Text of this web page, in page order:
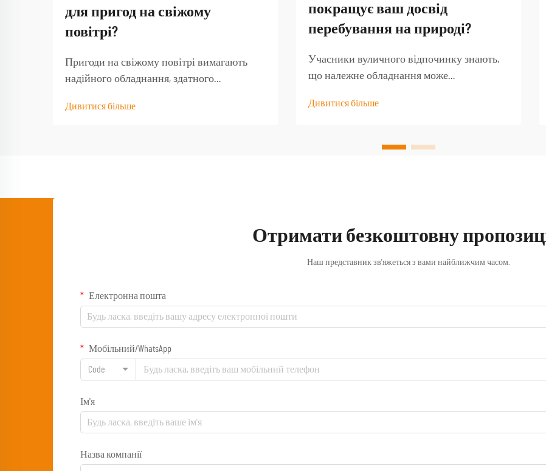
для пригод на свіжому
повітрі?
Пригоди на свіжому повітрі вимагають
надійного обладнання, здатного
умов і забезпечити функціональність тоді,
Дивитися більше
покращує ваш досвід
перебування на природі?
Учасники вуличного відпочинку знають,
що належне обладнання може
на незабутню пригоду. Серед найменш
Дивитися більше
Отримати безкоштовну
Наш представник зв'яжеться з вами найближчим часом.
Електронна пошта
Мобільний/WhatsApp
Code
Ім'я
Назва компанії